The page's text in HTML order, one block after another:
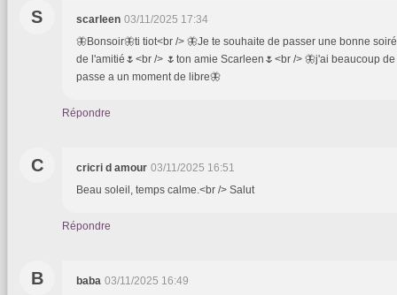
S scarleen 03/11/2025 17:34
🦋Bonsoir🦋ti tiot<br /> 🦋Je te souhaite de passer une bonne
de l'amitié🌷<br /> 🌷ton amie Scarleen🌷<br /> 🦋j'ai beaucoup
passe a un moment de libre🦋
Répondre
C cricri d amour 03/11/2025 16:51
Beau soleil, temps calme.<br /> Salut
Répondre
B baba 03/11/2025 16:49